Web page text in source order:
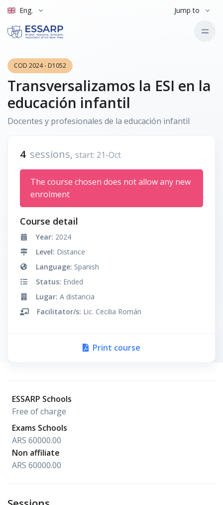
Eng. Jump to
COD 2024 - D1052
Transversalizamos la ESI en la
educación infantil
Docentes y profesionales de la educación infantil
4 sessions, start: 21-Oct
The course chosen does not allow any new
enrolment
Course detail
Year: 2024
Level: Distance
Language: Spanish
Status: Ended
Lugar: A distancia
Facilitator/s: Lic. Cecilia Román
Print course
ESSARP Schools
Free of charge
Exams Schools
ARS 60000.00
Non affiliate
ARS 60000.00